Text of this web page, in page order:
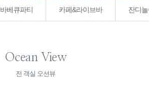
바베큐파티 카페&라이브바 잔디
Ocean View
전 객실 오션뷰